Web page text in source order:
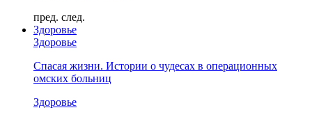
пред. след.
Здоровье
Здоровье
Спасая жизни. Истории о чудесах в операционных
омских больниц
Здоровье